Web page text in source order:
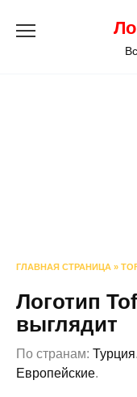
ГЛАВНАЯ СТРАНИЦА »
Логотип
выглядит
По странам: Турция
Европейские.